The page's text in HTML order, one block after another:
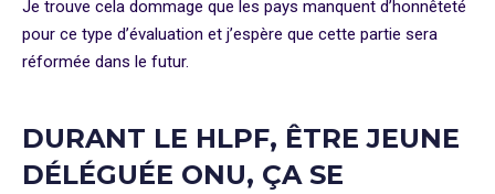
Je trouve cela dommage que les pays manquent d’honnêteté
pour ce type d’évaluation et j’espère que cette partie sera
réformée dans le futur.
DURANT LE HLPF, ÊTRE JEUNE
DÉLÉGUÉE ONU, ÇA SE